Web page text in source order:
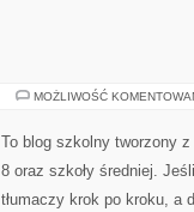
MOŻLIWOŚĆ
To blog szkolny tworzony
8 oraz szkoły średniej.
tłumaczy krok po kroku, a